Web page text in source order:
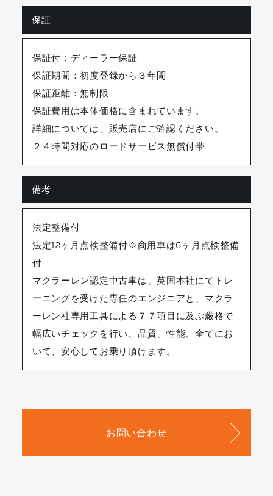
保証
保証付：ディーラー保証
保証期間：初度登録から３年間
保証距離：無制限
保証費用は本体価格に含まれています。
詳細については、販売店にご確認ください。
２４時間対応のロードサービス無償付帯
備考
法定整備付
法定12ヶ月点検整備付※商用車は6ヶ月点検整備
付
マクラーレン認定中古車は、英国本社にてトレ
ーニングを受けた専任のエンジニアと、マクラ
ーレン社専用工具による７７項目に及ぶ厳格で
幅広いチェックを行い、品質、性能、全てにお
いて、安心してお乗り頂けます。
お問い合わせ